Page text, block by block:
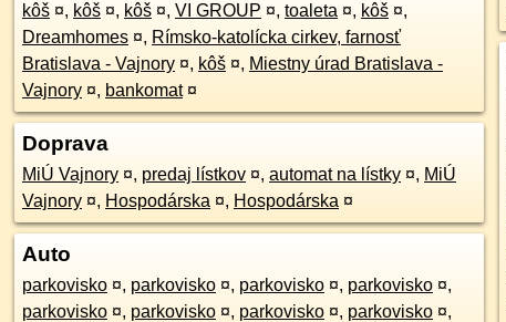
kôš ¤, kôš ¤, kôš ¤, VI GROUP ¤, toaleta ¤, kôš ¤,
Dreamhomes ¤, Rímsko-katolícka cirkev, farnosť
Bratislava - Vajnory ¤, kôš ¤, Miestny úrad Bratislava -
Vajnory ¤, bankomat ¤
Doprava
MiÚ Vajnory ¤, predaj lístkov ¤, automat na lístky ¤, MiÚ
Vajnory ¤, Hospodárska ¤, Hospodárska ¤
Auto
parkovisko ¤, parkovisko ¤, parkovisko ¤, parkovisko ¤,
parkovisko ¤, parkovisko ¤, parkovisko ¤, parkovisko ¤,